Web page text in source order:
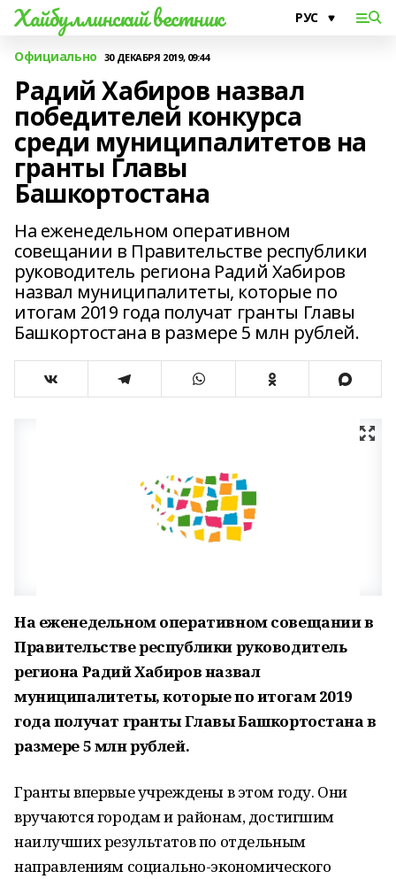
Хайбуллинский вестник
Официально 30 ДЕКАБРЯ 2019, 09:44
Радий Хабиров назвал
победителей конкурса
среди муниципалитетов на
гранты Главы
Башкортостана
На еженедельном оперативном
совещании в Правительстве республики
руководитель региона Радий Хабиров
назвал муниципалитеты, которые по
итогам 2019 года получат гранты Главы
Башкортостана в размере 5 млн рублей.
На еженедельном оперативном совещании в
Правительстве республики руководитель
региона Радий Хабиров назвал
муниципалитеты, которые по итогам 2019
года получат гранты Главы Башкортостана в
размере 5 млн рублей.
Гранты впервые учреждены в этом году. Они
вручаются городам и районам, достигшим
наилучших результатов по отдельным
направлениям социально-экономического